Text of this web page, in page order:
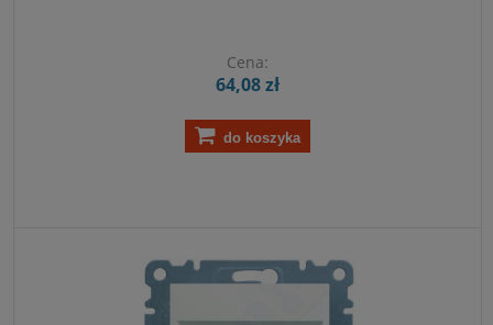
Cena:
64,08 zł
do koszyka